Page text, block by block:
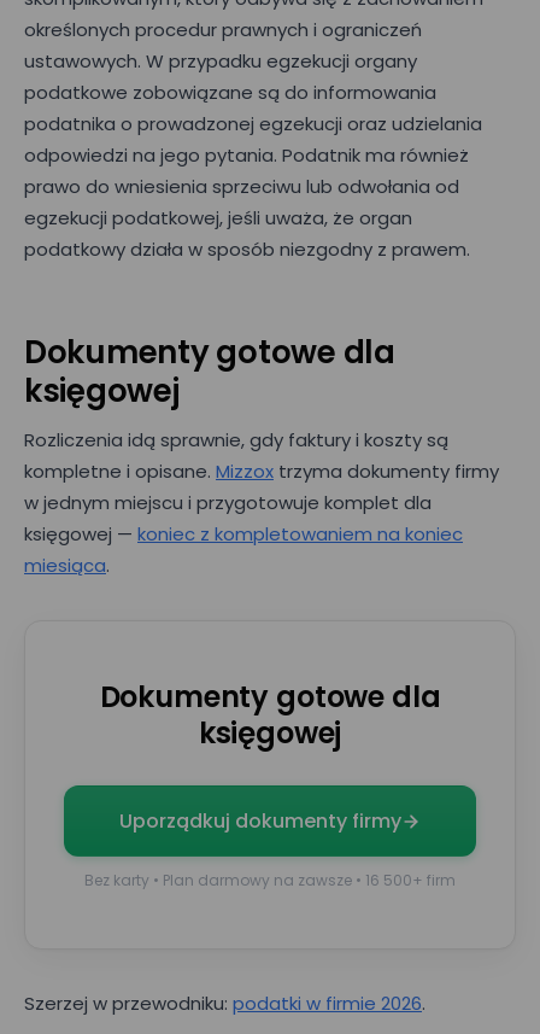
określonych procedur prawnych i ograniczeń
ustawowych. W przypadku egzekucji organy
podatkowe zobowiązane są do informowania
podatnika o prowadzonej egzekucji oraz udzielania
odpowiedzi na jego pytania. Podatnik ma również
prawo do wniesienia sprzeciwu lub odwołania od
egzekucji podatkowej, jeśli uważa, że organ
podatkowy działa w sposób niezgodny z prawem.
Dokumenty gotowe dla
księgowej
Rozliczenia idą sprawnie, gdy faktury i koszty są
kompletne i opisane. Mizzox trzyma dokumenty firmy
w jednym miejscu i przygotowuje komplet dla
księgowej — koniec z kompletowaniem na koniec
miesiąca.
Dokumenty gotowe dla
księgowej
Uporządkuj dokumenty firmy
Bez karty • Plan darmowy na zawsze • 16 500+ firm
Szerzej w przewodniku: podatki w firmie 2026.
Nr telefonu
Nazwa firmy*